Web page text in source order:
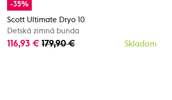
-35%
Scott Ultimate Dryo 10
Detská zimná bunda
116,93 € 179,90 € Skladom